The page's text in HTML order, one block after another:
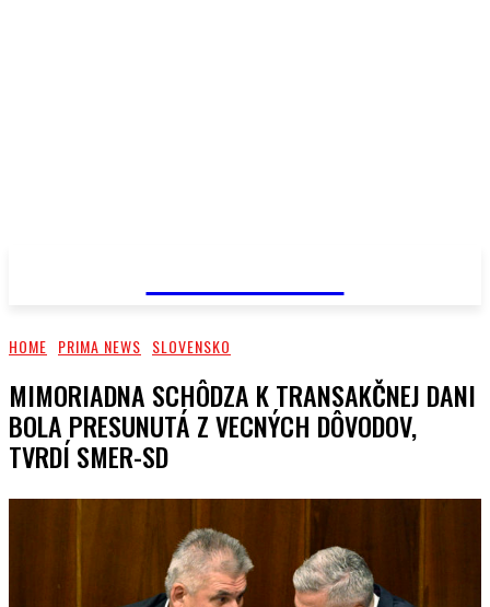
HOME PRIMA NEWS SLOVENSKO
MIMORIADNA SCHÔDZA K TRANSAKČNEJ DANI
BOLA PRESUNUTÁ Z VECNÝCH DÔVODOV,
TVRDÍ SMER-SD